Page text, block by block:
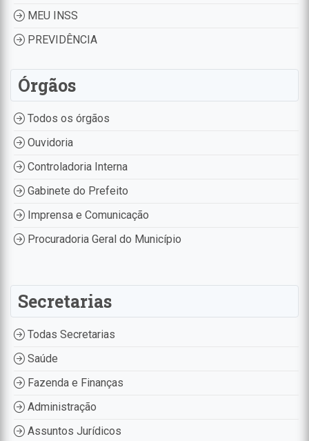
MEU INSS
PREVIDÊNCIA
Órgãos
Todos os órgãos
Ouvidoria
Controladoria Interna
Gabinete do Prefeito
Imprensa e Comunicação
Procuradoria Geral do Município
Secretarias
Todas Secretarias
Saúde
Fazenda e Finanças
Administração
Assuntos Jurídicos